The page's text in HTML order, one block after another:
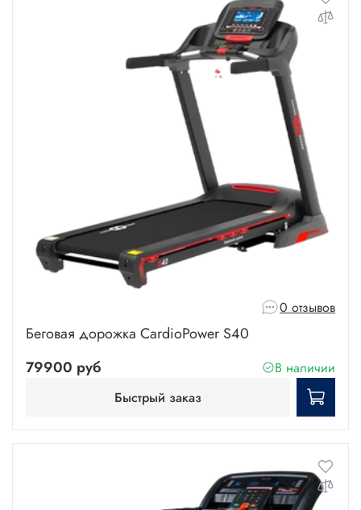
0 отзывов
Беговая дорожка CardioPower S40
79900 руб
В наличии
Быстрый заказ